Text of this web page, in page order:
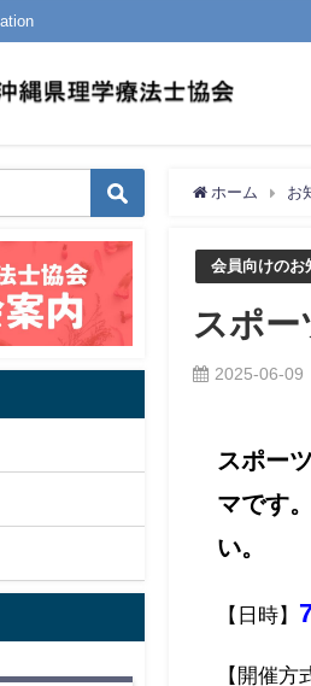
ホーム お
会員向けのお
スポ
2025-06-09
スポー
マです
い。
【日時】
【開催